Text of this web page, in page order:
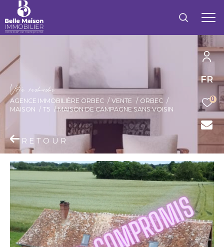
FR
0
Vore recece
AGENCE IMMOBILIÈRE ORBEC VENTE
ORBEC
MAISON
T5 MAISON DE CAMPAGNE SANS VOISIN
RETOUR